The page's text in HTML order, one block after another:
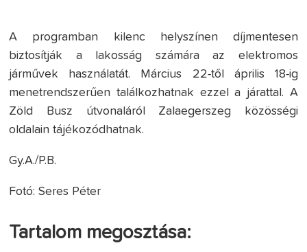
A programban kilenc helyszínen díjmentesen
biztosítják a lakosság számára az elektromos
járművek használatát. Március 22-től április 18-ig
menetrendszerűen találkozhatnak ezzel a járattal. A
Zöld Busz útvonaláról Zalaegerszeg közösségi
oldalain tájékozódhatnak.
Gy.A./P.B.
Fotó: Seres Péter
Tartalom megosztása: